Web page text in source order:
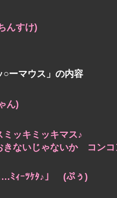
んすけ)
○ーマウス」の内容
ん)
ッキミッキマス♪
きないじゃないか コン
ｨｰﾂｹﾀ♪」 (ぷぅ)